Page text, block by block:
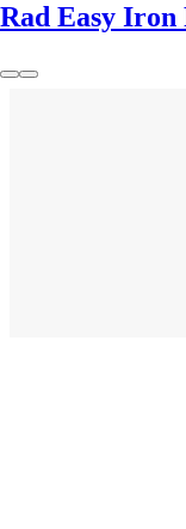
Rad Easy Iron